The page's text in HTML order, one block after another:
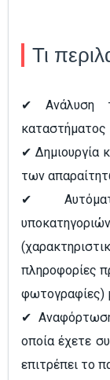
Τι
✔ Ανάλυση
καταστήματος
✔ Δημιουργία
των
✔
πληροφορίες
φωτογραφίες)
✔
οποία έχετε
επιτρέπει το